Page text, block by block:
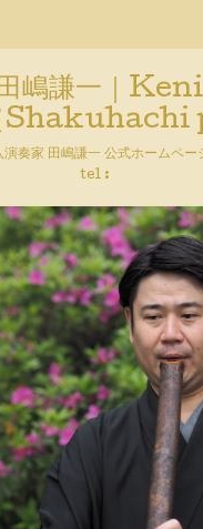
嶋謙一｜
演奏家 田嶋謙一 公式ホームペー
tel :